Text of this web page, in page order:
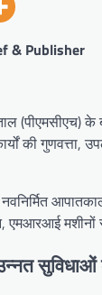
& Publisher
के
की
एमआरआई
सुविधाओं